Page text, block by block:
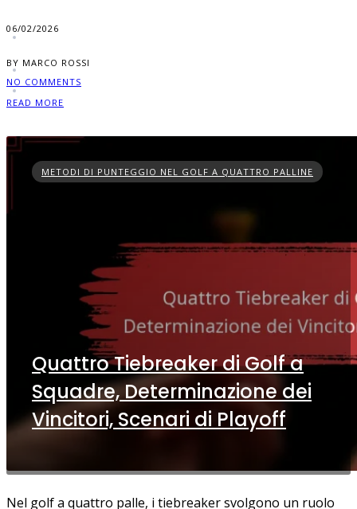
06/02/2026
BY MARCO ROSSI
NO COMMENTS
READ MORE
METODI DI PUNTEGGIO NEL GOLF A QUATTRO PALLINE
Quattro Tiebreaker di Golf a
Squadre, Determinazione dei
Vincitori, Scenari di Playoff
Nel golf a quattro palle, i tiebreaker svolgono un ruolo